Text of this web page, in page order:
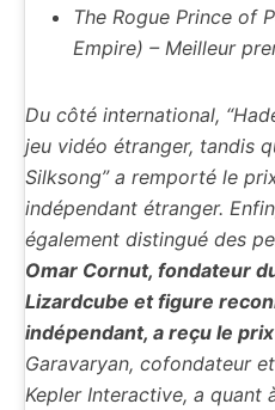
The Rogue Prince of
Empire) – Meilleur
Du côté international,
jeu vidéo étranger, tandis
Silksong” a remporté le
indépendant étranger.
également distingué des
Omar Cornut, fondateur
Lizardcube et figure
indépendant, a reçu le
Garavaryan, cofondateur
Kepler Interactive, a quant